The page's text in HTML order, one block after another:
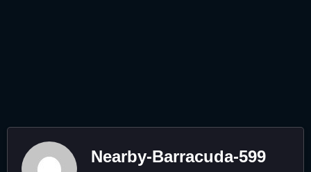
Nearby-Barracuda-599